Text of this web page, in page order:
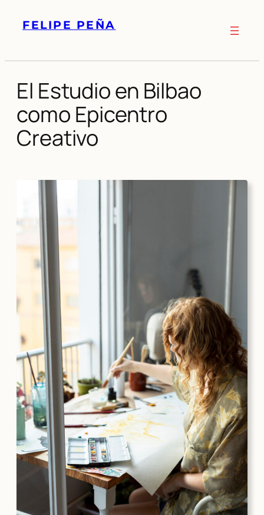
SkipFELIPE PEÑA
El Estudio en Bilbao
como Epicentro
Creativo